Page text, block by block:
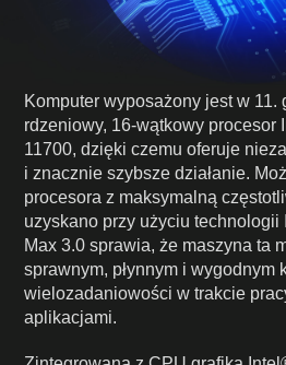
Komputer wyposażony jest w 11.
rdzeniowy, 16-wątkowy
11700, dzięki czemu oferuje
i znacznie szybsze działanie.
procesora z maksymalną
uzyskano przy użyciu
Max 3.0 sprawia, że maszyna ta
sprawnym, płynnym i wygodnym
wielozadaniowości w trakcie
aplikacjami.